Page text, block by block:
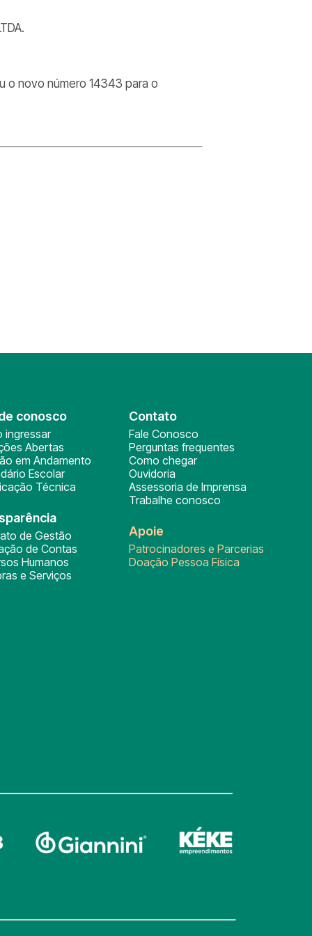
o novo número 14343 para o
conosco
ingressar
Abertas
em Andamento
Escolar
Técnica
de Gestão
de Contas
Humanos
e Serviços
Contato
Fale Conosco
Perguntas frequentes
Como chegar
Ouvidoria
Assessoria de Imprensa
Trabalhe conosco
Apoie
Patrocinadores e Parcerias
Doação Pessoa Física